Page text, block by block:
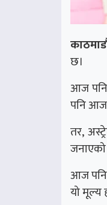
छ।
आज पनि
पनि आज
तर,
आज पनि
यो मूल्य